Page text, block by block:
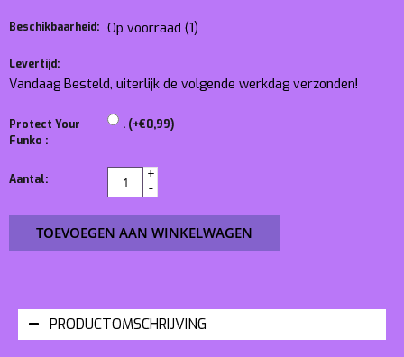
Beschikbaarheid: Op voorraad (1)
Levertijd:
Vandaag Besteld, uiterlijk de volgende werkdag verzonden!
Protect Your
Funko :
. (+€0,99)
Aantal:
+
-
TOEVOEGEN AAN WINKELWAGEN
PRODUCTOMSCHRIJVING